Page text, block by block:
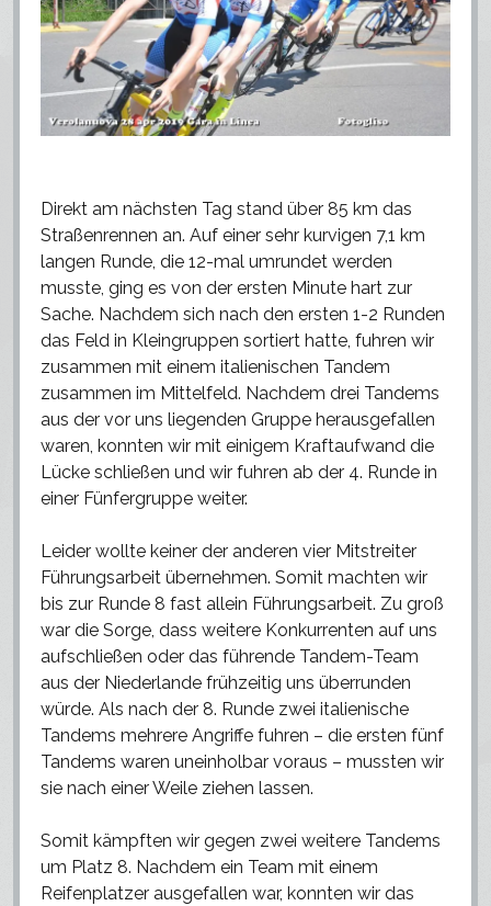
Direkt am nächsten Tag stand über 85 km das
Straßenrennen an. Auf einer sehr kurvigen 7,1 km
langen Runde, die 12-mal umrundet werden
musste, ging es von der ersten Minute hart zur
Sache. Nachdem sich nach den ersten 1-2 Runden
das Feld in Kleingruppen sortiert hatte, fuhren wir
zusammen mit einem italienischen Tandem
zusammen im Mittelfeld. Nachdem drei Tandems
aus der vor uns liegenden Gruppe herausgefallen
waren, konnten wir mit einigem Kraftaufwand die
Lücke schließen und wir fuhren ab der 4. Runde in
einer Fünfergruppe weiter.
Leider wollte keiner der anderen vier Mitstreiter
Führungsarbeit übernehmen. Somit machten wir
bis zur Runde 8 fast allein Führungsarbeit. Zu groß
war die Sorge, dass weitere Konkurrenten auf uns
aufschließen oder das führende Tandem-Team
aus der Niederlande frühzeitig uns überrunden
würde. Als nach der 8. Runde zwei italienische
Tandems mehrere Angriffe fuhren – die ersten fünf
Tandems waren uneinholbar voraus – mussten wir
sie nach einer Weile ziehen lassen.
Somit kämpften wir gegen zwei weitere Tandems
um Platz 8. Nachdem ein Team mit einem
Reifenplatzer ausgefallen war, konnten wir das